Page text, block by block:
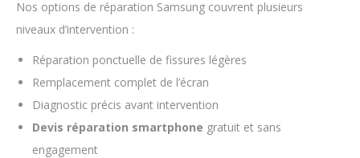
Nos options de réparation Samsung couvrent plusieurs
niveaux d’intervention :
Réparation ponctuelle de fissures légères
Remplacement complet de l’écran
Diagnostic précis avant intervention
Devis réparation smartphone gratuit et sans
engagement